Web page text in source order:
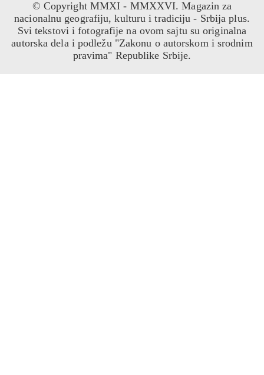
© Copyright MMXI - MMXXVI. Magazin za
nacionalnu geografiju, kulturu i tradiciju - Srbija plus.
Svi tekstovi i fotografije na ovom sajtu su originalna
autorska dela i podležu "Zakonu o autorskom i srodnim
pravima" Republike Srbije.